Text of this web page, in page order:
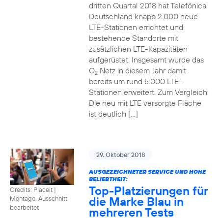
dritten Quartal 2018 hat Telefónica
Deutschland knapp 2.000 neue
LTE-Stationen errichtet und
bestehende Standorte mit
zusätzlichen LTE-Kapazitäten
aufgerüstet. Insgesamt wurde das
O2Netz in diesem Jahr damit
bereits um rund 5.000 LTE-
Stationen erweitert. Zum Vergleich:
Die neu mit LTE versorgte Fläche
ist deutlich […]
Credits: Placeit |
Montage, Ausschnitt
bearbeitet
29. Oktober 2018
AUSGEZEICHNETER SERVICE UND HOHE
BELIEBTHEIT:
Top-Platzierungen für
die Marke Blau in
mehreren Tests